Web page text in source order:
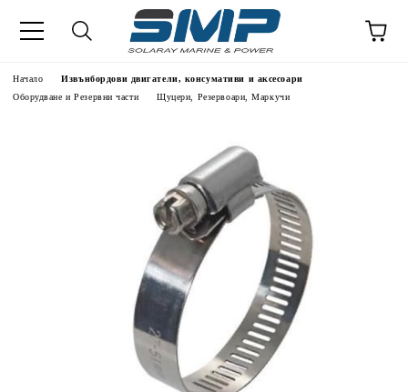
Начало
Извънбордови двигатели, консумативи и аксесоари
Оборудване и Резервни части
Щуцери, Резервоари, Маркучи